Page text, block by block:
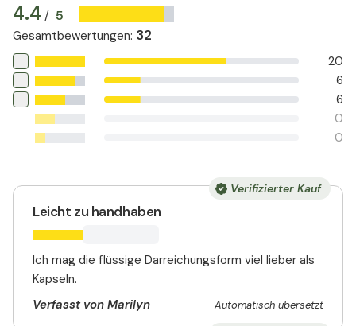
4.4 / 5
Gesamtbewertungen: 32
20
6
6
0
0
Verifizierter Kauf
Leicht zu handhaben
Ich mag die flüssige Darreichungsform viel lieber als
Kapseln.
Verfasst von Marilyn
Automatisch übersetzt